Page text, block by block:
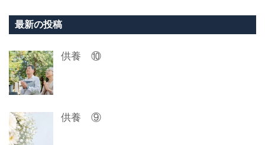
ビ
ー
シ
ョ
ン
最新の投稿
供養 ⑩
供養 ⑨